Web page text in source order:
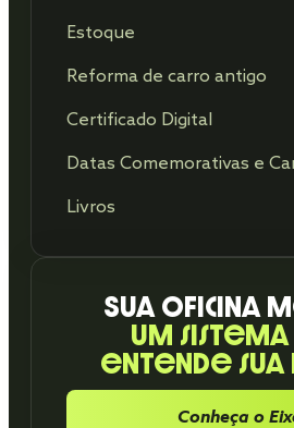
Estoque
Reforma de carro antigo
Certificado Digital
Datas Comemorativas e
Livros
Sua oficina
um
entende
Conheça o